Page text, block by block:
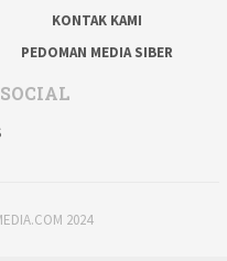
KONTAK KAMI
PEDOMAN MEDIA SIBER
2024